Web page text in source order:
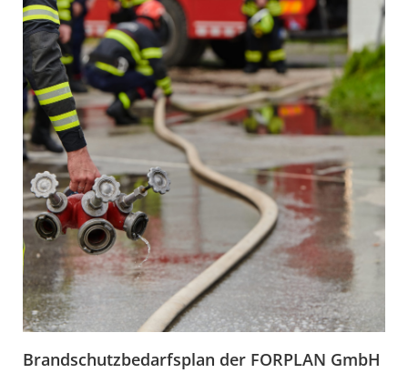
Brandschutzbedarfsplan der FORPLAN GmbH